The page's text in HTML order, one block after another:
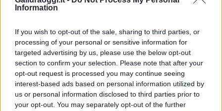
Information
If you wish to opt-out of the sale, sharing to third parties, or
processing of your personal or sensitive information for
targeted advertising by us, please use the below opt-out
section to confirm your selection. Please note that after your
opt-out request is processed you may continue seeing
interest-based ads based on personal information utilized by
us or personal information disclosed to third parties prior to
your opt-out. You may separately opt-out of the further